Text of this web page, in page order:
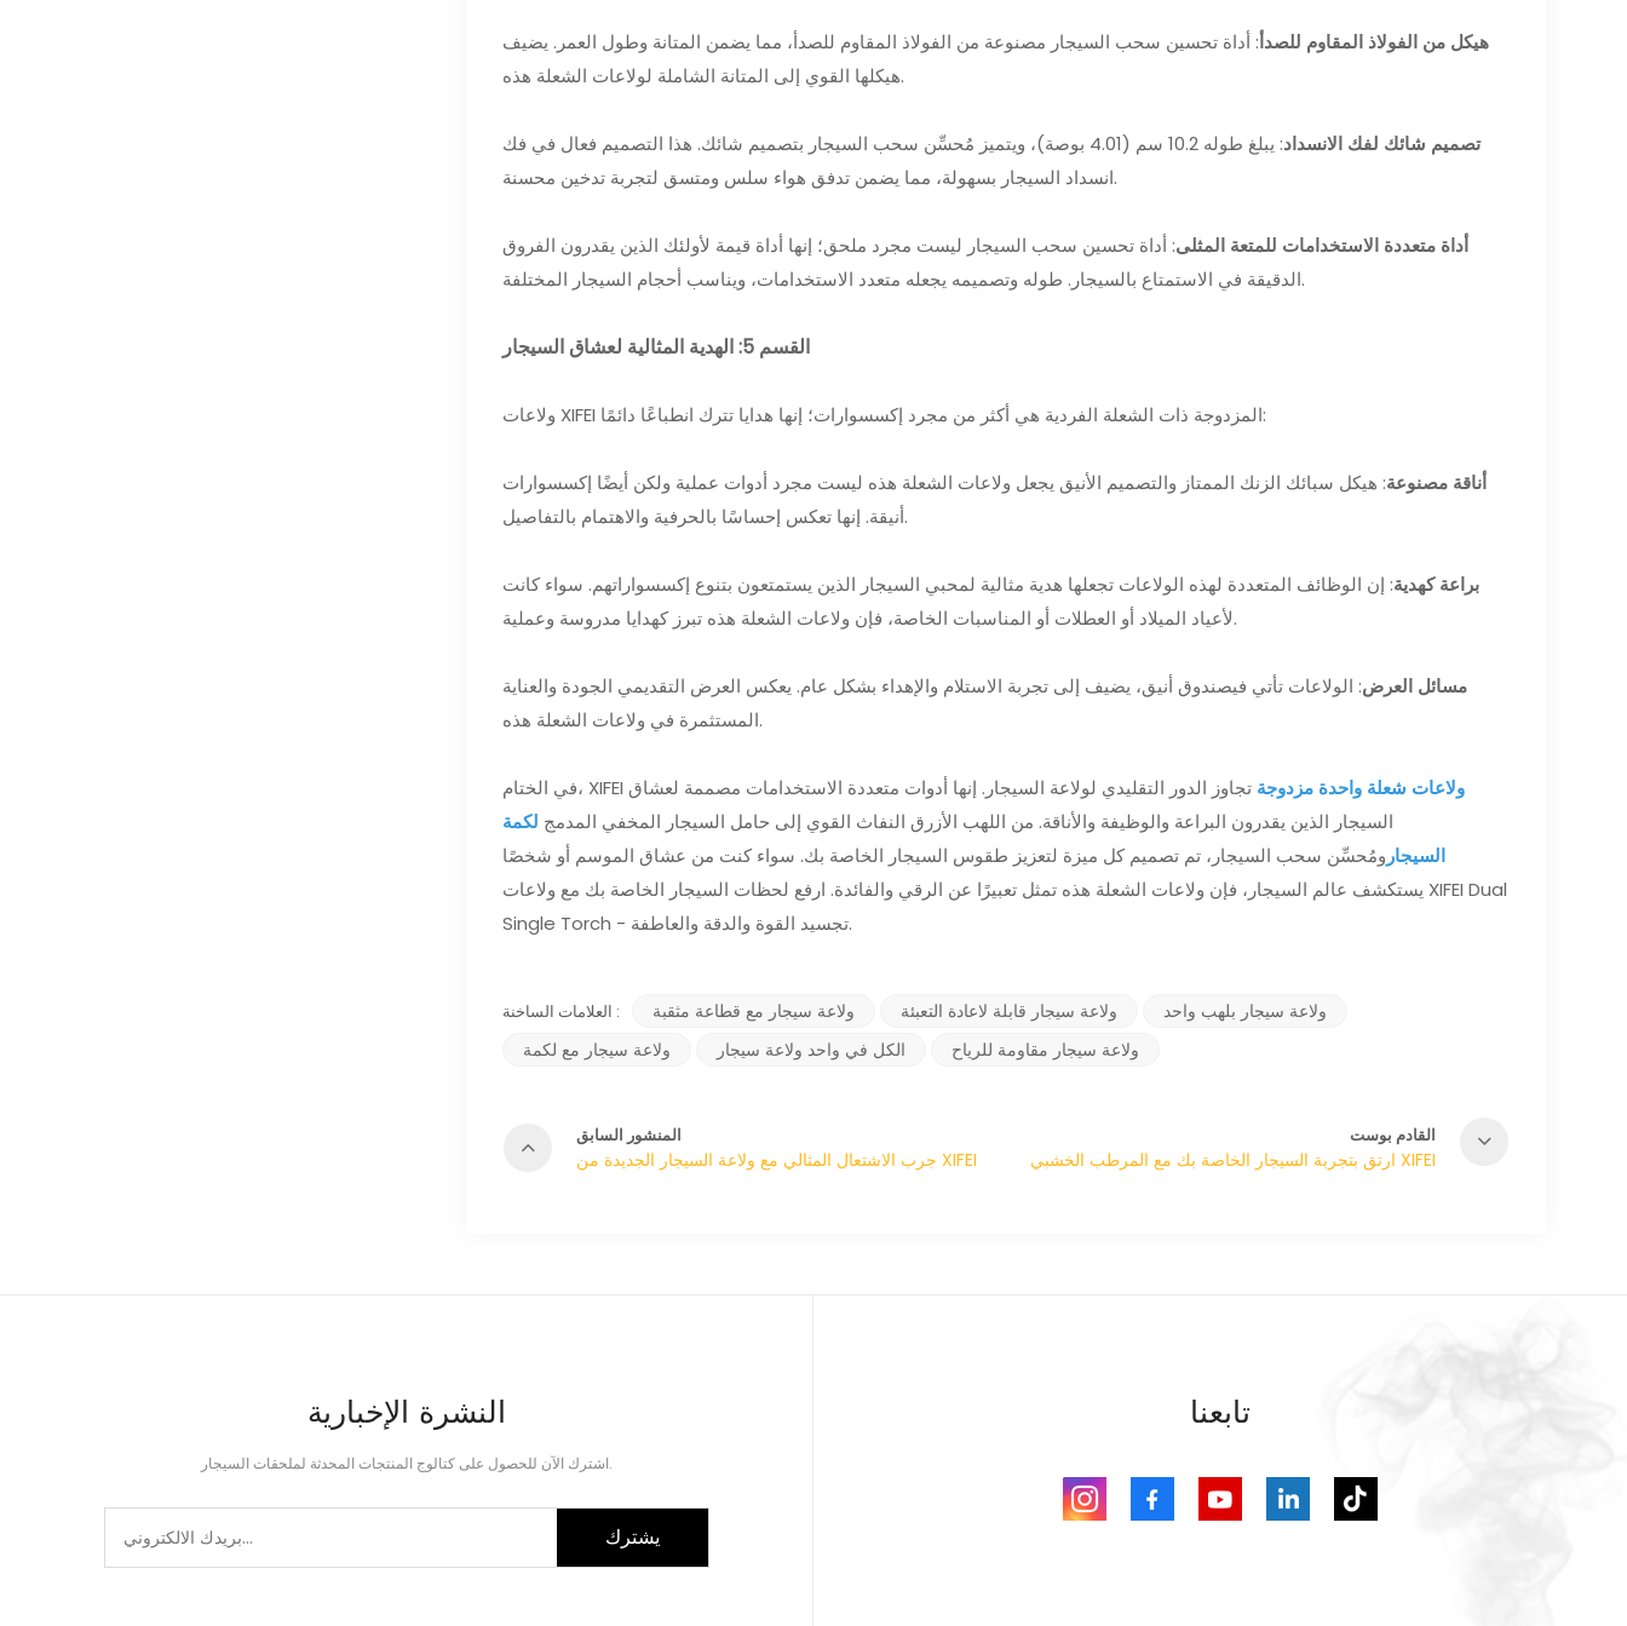
هيكل من الفولاذ المقاوم للصدأ: أداة تحسين سحب السيجار مصنوعة من الفولاذ المقاوم للصدأ، مما يضمن المتانة وطول العمر. يضيف
هيكلها القوي إلى المتانة الشاملة لولاعات الشعلة هذه.
تصميم شائك لفك الانسداد
: يبلغ طوله 10.2 سم (4.01 بوصة)، ويتميز مُحسِّن سحب السيجار بتصميم شائك. هذا التصميم فعال في فك
انسداد السيجار بسهولة، مما يضمن تدفق هواء سلس ومتسق لتجربة تدخين محسنة.
أداة متعددة الاستخدامات للمتعة المثلى: أداة تحسين سحب السيجار ليست مجرد ملحق؛ إنها أداة قيمة لأولئك الذين يقدرون الفروق
الدقيقة في الاستمتاع بالسيجار. طوله وتصميمه يجعله متعدد الاستخدامات، ويناسب أحجام السيجار المختلفة.
القسم 5: الهدية المثالية لعشاق السيجار
ولاعات XIFEI المزدوجة ذات الشعلة الفردية هي أكثر من مجرد إكسسوارات؛ إنها هدايا تترك انطباعًا دائمًا:
أناقة مصنوعة: هيكل سبائك الزنك الممتاز والتصميم الأنيق يجعل ولاعات الشعلة هذه ليست مجرد أدوات عملية ولكن أيضًا إكسسوارات
أنيقة. إنها تعكس إحساسًا بالحرفية والاهتمام بالتفاصيل.
براعة كهدية: إن الوظائف المتعددة لهذه الولاعات تجعلها هدية مثالية لمحبي السيجار الذين يستمتعون بتنوع إكسسواراتهم. سواء كانت
لأعياد الميلاد أو العطلات أو المناسبات الخاصة، فإن ولاعات الشعلة هذه تبرز كهدايا مدروسة وعملية.
مسائل العرض: الولاعات تأتي فيصندوق أنيق، يضيف إلى تجربة الاستلام والإهداء بشكل عام. يعكس العرض التقديمي الجودة والعناية
المستثمرة في ولاعات الشعلة هذه.
في الختام، XIFEI ولاعات شعلة واحدة مزدوجة تجاوز الدور التقليدي لولاعة السيجار. إنها أدوات متعددة الاستخدامات مصممة لعشاق
السيجار الذين يقدرون البراعة والوظيفة والأناقة. من اللهب الأزرق النفاث القوي إلى حامل السيجار المخفي المدمج لكمة
السيجار ومُحسِّن سحب السيجار، تم تصميم كل ميزة لتعزيز طقوس السيجار الخاصة بك. سواء كنت من عشاق الموسم أو شخصًا
يستكشف عالم السيجار، فإن ولاعات الشعلة هذه تمثل تعبيرًا عن الرقي والفائدة. ارفع لحظات السيجار الخاصة بك مع ولاعات XIFEI Dual
Single Torch - تجسيد القوة والدقة والعاطفة.
العلامات الساخنة : ولاعة سيجار مع قطاعة مثقبة ولاعة سيجار قابلة لاعادة التعبئة
ولاعة سيجار بلهب واحد
ولاعة سيجار مع لكمة
الكل في واحد ولاعة سيجار ولاعة سيجار مقاومة للرياح
المنشور السابق
جرب الاشتعال المثالي مع ولاعة السيجار الجديدة من XIFEI
القادم بوست
ارتق بتجربة السيجار الخاصة بك مع المرطب الخشبي XIFEI
النشرة الإخبارية
اشترك الآن للحصول على كتالوج المنتجات المحدثة لملحقات السيجار.
يشترك
تابعنا